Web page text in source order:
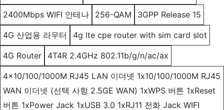
2400Mbps WIFI 안테나 256-QAM 3GPP Release 15
4G 산업용 라우터 4g lte cpe router with sim card slot
4G Router 4T4R 2.4GHz 802.11b/g/n/ac/ax
4x10/100/1000M RJ45 LAN 이더넷 1x10/100/1000M RJ45
WAN 이더넷 (선택 사항 2.5GE WAN) 1xWPS 버튼 1xReset
버튼 1xPower Jack 1xUSB 3.0 1xRJ11 전화 Jack WIFI